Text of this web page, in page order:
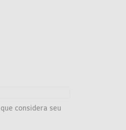
considera seu